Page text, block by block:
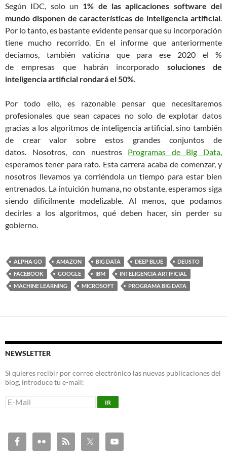
Según IDC, solo un 1% de las aplicaciones software del
mundo disponen de características de inteligencia artificial.
Por lo tanto, es bastante evidente pensar que su incorporación
tiene mucho recorrido. En el informe que anteriormente
decíamos, también vaticina que para ese 2020 el %
de empresas que habrán incorporado soluciones de
inteligencia artificial rondará el 50%.
Por todo ello, es razonable pensar que necesitaremos
profesionales que sean capaces no solo de explotar datos
gracias a los algoritmos de inteligencia artificial, sino también
de crear valor sobre estos grandes conjuntos de
datos. Nosotros, con nuestros Programas de Big Data,
esperamos tener para rato. Esta carrera acaba de comenzar, y
nosotros llevamos ya corriéndola un tiempo para estar bien
entrenados. La intuición humana, no obstante, esperamos siga
siendo difícilmente modelizable. Al menos, que podamos
decirles a los algoritmos, qué deben hacer, sin perder su
gobierno.
ALPHA GO AMAZON BIG DATA DEEP BLUE
DEUSTO
FACEBOOK
GOOGLE IBM
INTELIGENCIA ARTIFICIAL
MACHINE LEARNING
MICROSOFT PROGRAMA BIG DATA
NEWSLETTER
Si quieres recibir por correo electrónico las nuevas publicaciones del
blog, introduce tu e-mail: